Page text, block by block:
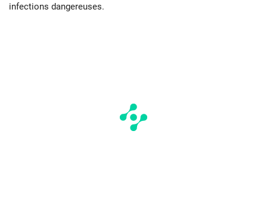
infections dangereuses.